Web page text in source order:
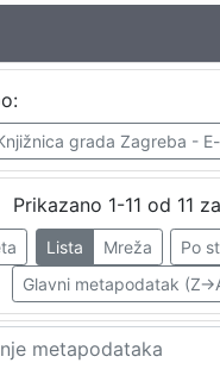
(1950)
Arijana
(1960.)
grada Zagreba -
Prikazano 1-11 od 11
Lista Mreža
Po
Glavni metapodatak (Z-